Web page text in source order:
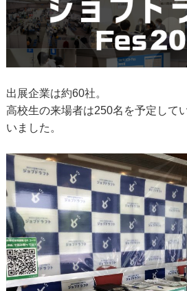
出展企業は約60社。
高校生の来場者は250名を予定して
いました。